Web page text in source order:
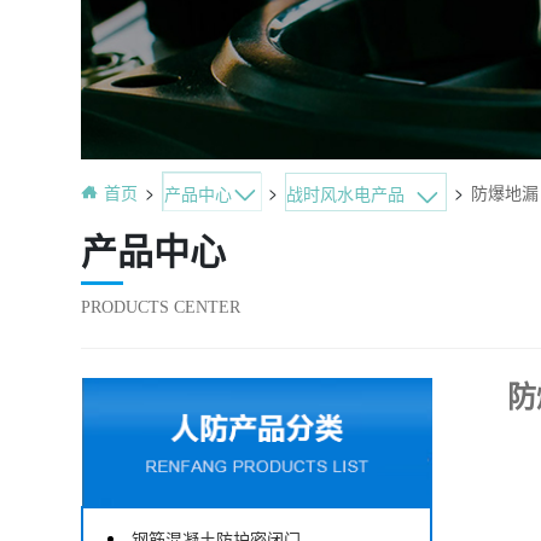
首页 > 产品中心 > 战时风水电产品 > 防爆地漏
产品中心
PRODUCTS CENTER